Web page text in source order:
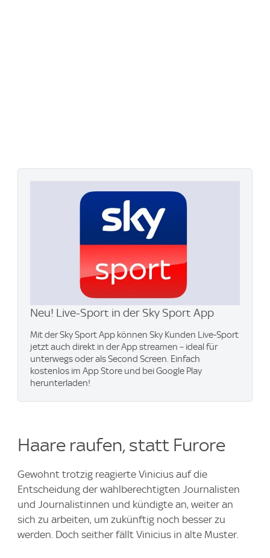
Neu! Live-Sport in der Sky Sport App
Mit der Sky Sport App können Sky Kunden Live-Sport
jetzt auch direkt in der App streamen – ideal für
unterwegs oder als Second Screen. Einfach
kostenlos im App Store und bei Google Play
herunterladen!
Haare raufen, statt Furore
Gewohnt trotzig reagierte Vinicius auf die
Entscheidung der wahlberechtigten Journalisten
und Journalistinnen und kündigte an, weiter an
sich zu arbeiten, um zukünftig noch besser zu
werden. Doch seither fällt Vinicius in alte Muster.